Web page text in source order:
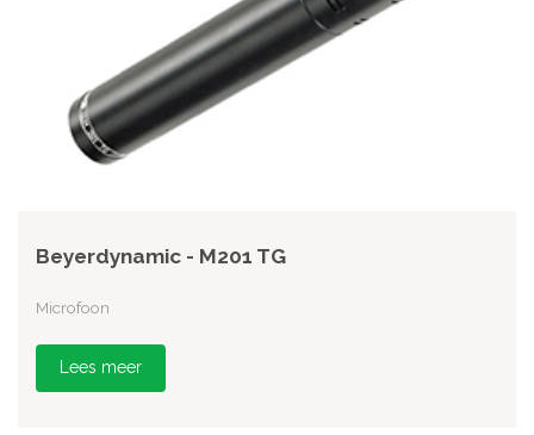
Beyerdynamic - M201 TG
Microfoon
Lees meer